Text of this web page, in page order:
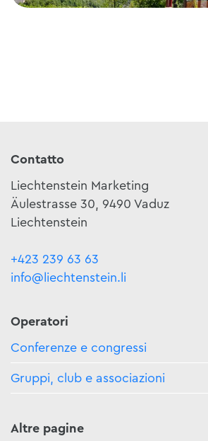
Contatto
Liechtenstein Marketing
Äulestrasse 30, 9490 Vaduz
Liechtenstein
+423 239 63 63
info@liechtenstein.li
Operatori
Conferenze e congressi
Gruppi, club e associazioni
Altre pagine